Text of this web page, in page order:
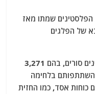
מהקורבנות הפלסטינים שמתו מאז
הם אנשי צבא של הפלגים
הקבוצה ציינה כי יותר מ-4,214 פלסטינים סורים, בהם 3,271
מהשתתפותם בלחימה
כוחות אסד, כמו החזית